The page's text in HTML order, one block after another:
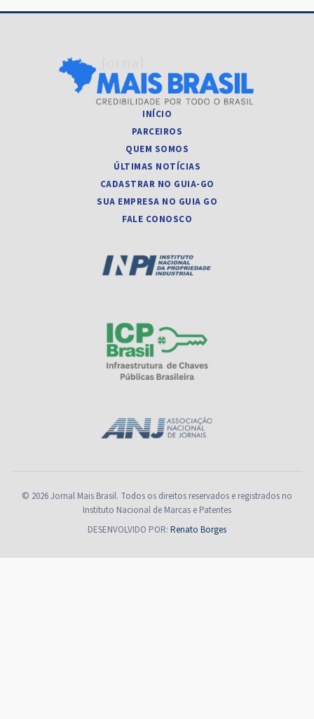
INÍCIO
PARCEIROS
QUEM SOMOS
ÚLTIMAS NOTÍCIAS
CADASTRAR NO GUIA-GO
SUA EMPRESA NO GUIA GO
FALE CONOSCO
© 2026 Jornal Mais Brasil. Todos os direitos reservados e registrados no
Instituto Nacional de Marcas e Patentes
DESENVOLVIDO POR: Renato Borges